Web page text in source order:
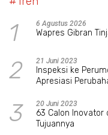
1 6 Agustus 2026
Wapres Gibran
2 21 Juni 2023
Inspeksi ke
Apresiasi
3 20 Juni 2023
63 Calon Inovator
Tujuannya